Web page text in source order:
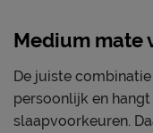
Medium mate
De juiste
persoonlijk en
slaapvoorkeuren.